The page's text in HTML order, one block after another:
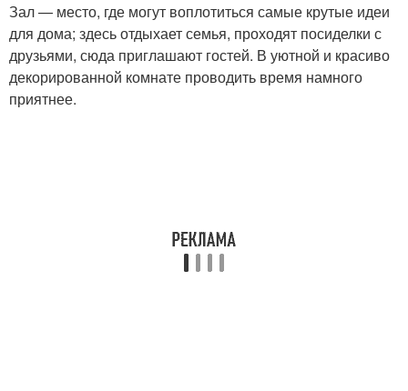
Зал — место, где могут воплотиться самые крутые идеи
для дома; здесь отдыхает семья, проходят посиделки с
друзьями, сюда приглашают гостей. В уютной и красиво
декорированной комнате проводить время намного
приятнее.